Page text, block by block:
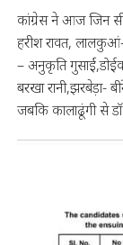
कांग्रेस ने आज जिन
हरीश रावत, लालकुआं-
– अनुकृति
बरखा रानी,झरबेड़ा-
जबकि कालाढूंगी से डॉ